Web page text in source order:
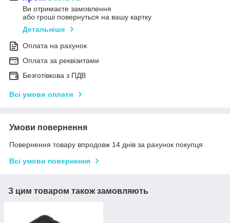
Ви отримаєте замовлення
або гроші повернуться на вашу картку
Детальніше
Оплата на рахунок
Оплата за реквізитами
Безготівкова з ПДВ
Всі умови оплати
Умови повернення
Повернення товару впродовж 14 днів за рахунок покупця
Всі умови повернення
З цим товаром також замовляють